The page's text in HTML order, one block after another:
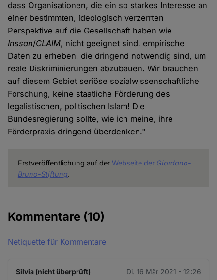
dass Organisationen, die ein so starkes Interesse an
einer bestimmten, ideologisch verzerrten
Perspektive auf die Gesellschaft haben wie
Inssan/CLAIM, nicht geeignet sind, empirische
Daten zu erheben, die dringend notwendig sind, um
reale Diskriminierungen abzubauen. Wir brauchen
auf diesem Gebiet seriöse sozialwissenschaftliche
Forschung, keine staatliche Förderung des
legalistischen, politischen Islam! Die
Bundesregierung sollte, wie ich meine, ihre
Förderpraxis dringend überdenken."
Erstveröffentlichung auf der Webseite der Giordano-
Bruno-Stiftung.
Kommentare (10)
Netiquette für Kommentare
Silvia (nicht überprüft) Di. 16 Mär 2021 - 12:26